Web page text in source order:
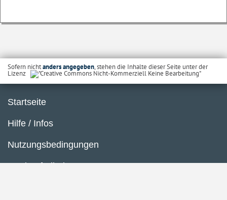
Sofern nichtanders angegeben, stehen die Inhalte dieser Seite unter der
Lizenz
Startseite
Hilfe / Infos
Nutzungsbedingungen
Barrierefreiheit